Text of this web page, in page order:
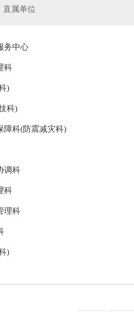
直属单位
务中心
科
)
科)
障科(防震减灾科)
调科
科
理科
)